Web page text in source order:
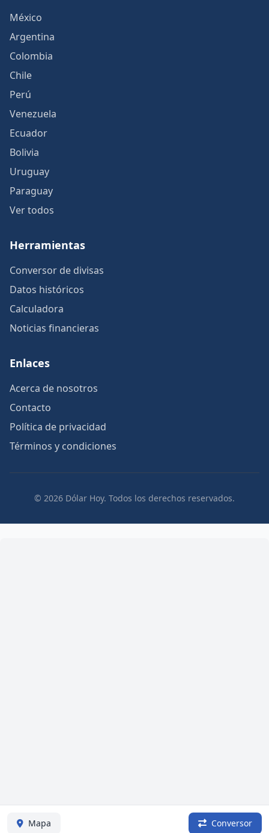
Mapa Conversor
México
Argentina
Colombia
Chile
Perú
Venezuela
Ecuador
Bolivia
Uruguay
Paraguay
Ver todos
Herramientas
Conversor de divisas
Datos históricos
Calculadora
Noticias financieras
Enlaces
Acerca de nosotros
Contacto
Política de privacidad
Términos y condiciones
© 2026 Dólar Hoy. Todos los derechos reservados.